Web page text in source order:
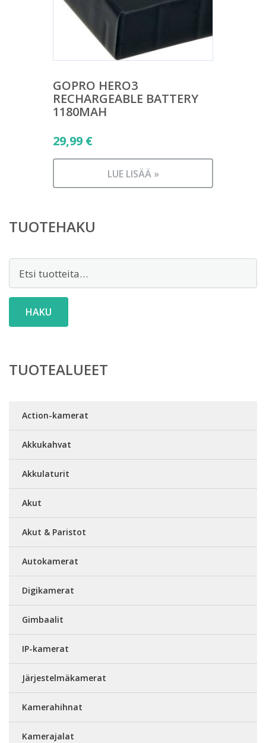
GOPRO HERO3
RECHARGEABLE BATTERY
1180MAH
29,99 €
LUE LISÄÄ »
TUOTEHAKU
HAKU
TUOTEALUEET
Action-kamerat
Akkukahvat
Akkulaturit
Akut
Akut & Paristot
Autokamerat
Digikamerat
Gimbaalit
IP-kamerat
Järjestelmäkamerat
Kamerahihnat
Kamerajalat